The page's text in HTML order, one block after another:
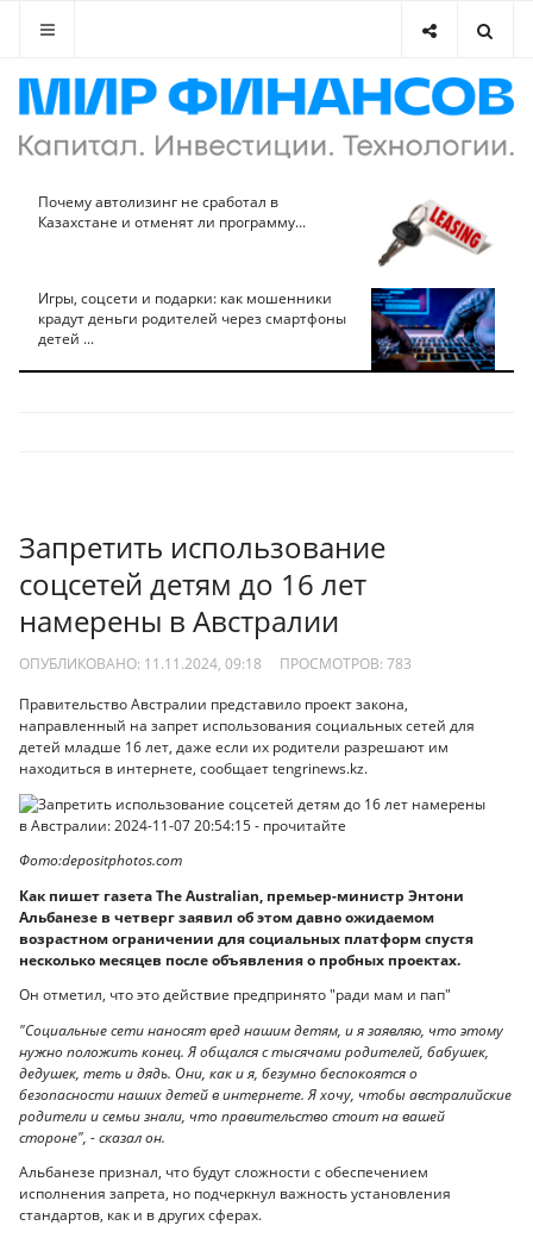
Почему автолизинг не сработал в
Казахстане и отменят ли программу...
Игры, соцсети и подарки: как мошенники
крадут деньги родителей через смартфоны
детей ...
Запретить использование
соцсетей детям до 16 лет
намерены в Австралии
ОПУБЛИКОВАНО: 11.11.2024, 09:18 ПРОСМОТРОВ: 783
Правительство Австралии представило проект закона,
направленный на запрет использования социальных сетей для
детей младше 16 лет, даже если их родители разрешают им
находиться в интернете, сообщает tengrinews.kz.
Фото:depositphotos.com
Как пишет газета The Australian, премьер-министр Энтони
Альбанезе в четверг заявил об этом давно ожидаемом
возрастном ограничении для социальных платформ спустя
несколько месяцев после объявления о пробных проектах.
Он отметил, что это действие предпринято "ради мам и пап"
"Социальные сети наносят вред нашим детям, и я заявляю, что этому
нужно положить конец. Я общался с тысячами родителей, бабушек,
дедушек, теть и дядь. Они, как и я, безумно беспокоятся о
безопасности наших детей в интернете. Я хочу, чтобы австралийские
родители и семьи знали, что правительство стоит на вашей
стороне", - сказал он.
Альбанезе признал, что будут сложности с обеспечением
исполнения запрета, но подчеркнул важность установления
стандартов, как и в других сферах.